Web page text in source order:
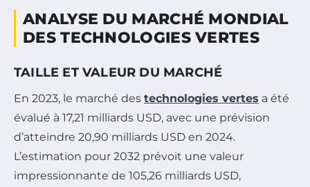
ANALYSE DU MARCHÉ MONDIAL
DES TECHNOLOGIES VERTES
TAILLE ET VALEUR DU MARCHÉ
En 2023, le marché des technologies vertes a été
évalué à 17,21 milliards USD, avec une prévision
d’atteindre 20,90 milliards USD en 2024.
L’estimation pour 2032 prévoit une valeur
impressionnante de 105,26 milliards USD,